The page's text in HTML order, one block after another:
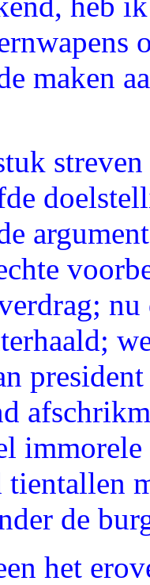
maken
tientallen
de
het